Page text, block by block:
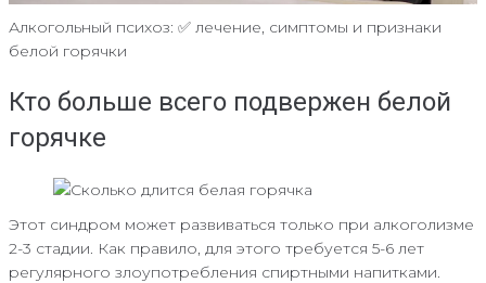
Алкогольный психоз: ✅ лечение, симптомы и признаки
белой горячки
Кто больше всего подвержен белой
горячке
Этот синдром может развиваться только при алкоголизме
2-3 стадии. Как правило, для этого требуется 5-6 лет
регулярного злоупотребления спиртными напитками.